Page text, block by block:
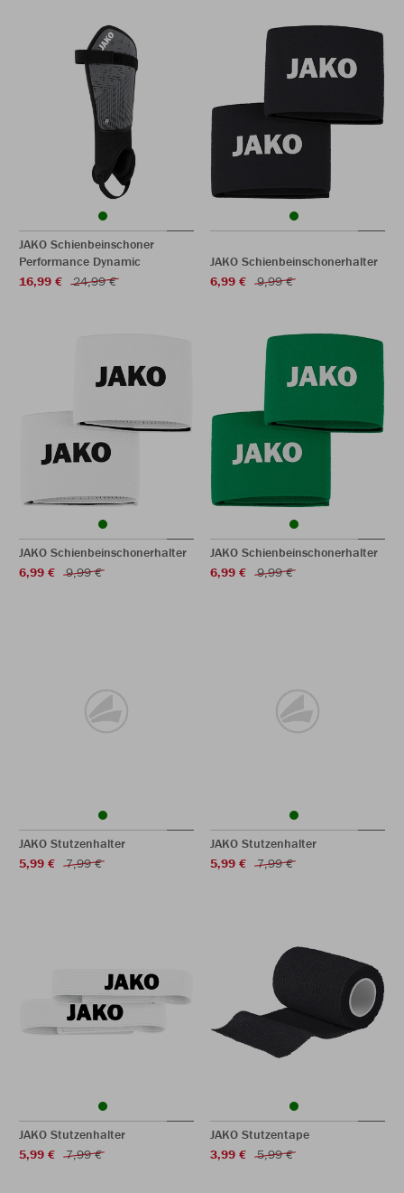
JAKO Schienbeinschoner
Performance Dynamic
16,99 €
24,99 €
JAKO Schienbeinschonerhalter
6,99 €
9,99 €
JAKO Schienbeinschonerhalter
6,99 €
9,99 €
JAKO Schienbeinschonerhalter
6,99 €
9,99 €
JAKO Stutzenhalter
5,99 €
7,99 €
JAKO Stutzenhalter
5,99 €
7,99 €
JAKO Stutzenhalter
5,99 €
7,99 €
JAKO Stutzentape
3,99 €
5,99 €